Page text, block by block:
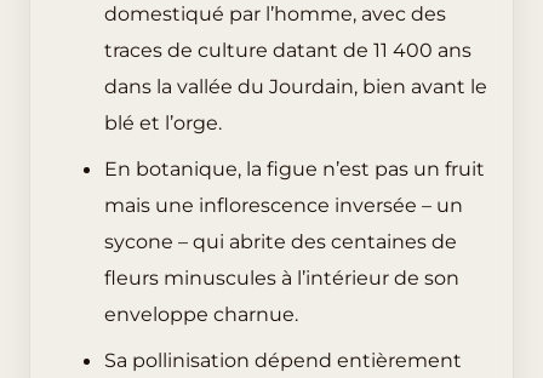
domestiqué par l’homme, avec des
traces de culture datant de 11 400 ans
dans la vallée du Jourdain, bien avant le
blé et l’orge.
En botanique, la figue n’est pas un fruit
mais une inflorescence inversée – un
sycone – qui abrite des centaines de
fleurs minuscules à l’intérieur de son
enveloppe charnue.
Sa pollinisation dépend entièrement